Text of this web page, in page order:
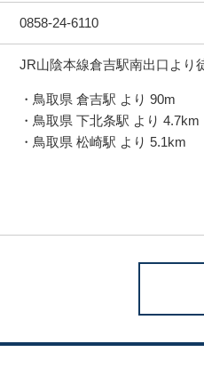
0858-24-6110
JR山陰本線倉吉駅南出口より
・鳥取県 倉吉駅 より 90m
・鳥取県 下北条駅 より 4.7km
・鳥取県 松崎駅 より 5.1km